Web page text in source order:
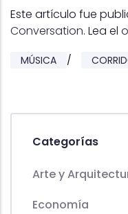
Este artículo fue
Conversation. Lea el
MÚSICA /
Categorías
Arte y
Economía